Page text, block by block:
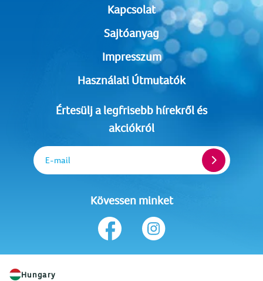
Kapcsolat
Sajtóanyag
Impresszum
Használati Útmutatók
Értesülj a legfrisebb hírekről és
akciókról
E-mail
Kövessen minket
Hungary